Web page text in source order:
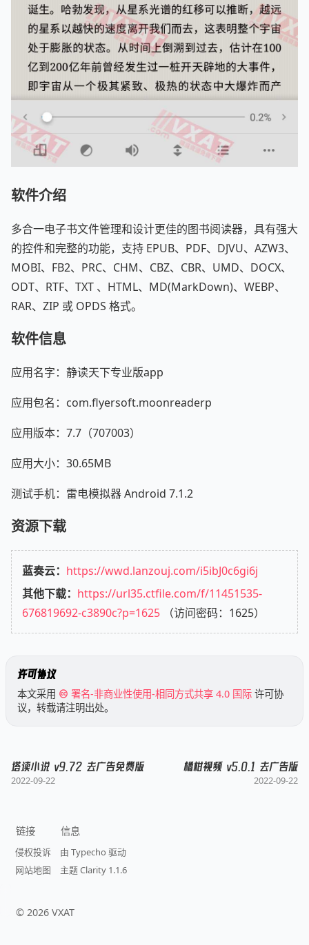
软件介绍
多合一电子书文件管理和设计更佳的图书阅读器，具有强大
的控件和完整的功能，支持 EPUB、PDF、DJVU、AZW3、
MOBI、FB2、PRC、CHM、CBZ、CBR、UMD、DOCX、
ODT、RTF、TXT 、HTML、MD(MarkDown)、WEBP、
RAR、ZIP 或 OPDS 格式。
软件信息
应用名字：静读天下专业版app
应用包名：com.flyersoft.moonreaderp
应用版本：7.7（707003）
应用大小：30.65MB
测试手机：雷电模拟器 Android 7.1.2
资源下载
蓝奏云： https://wwd.lanzouj.com/i5ibJ0c6gi6j
其他下载： https://url35.ctfile.com/f/11451535-
676819692-c3890c?p=1625 （访问密码：1625）
许可协议
本文采用 署名-非商业性使用-相同方式共享 4.0 国际 许可协
议，转载请注明出处。
塔读小说 v9.72 去广告免费版
2022-09-22
橘柑视频 v5.0.1 去广告版
2022-09-22
链接
侵权投诉
网站地图
信息
由 Typecho 驱动
主题 Clarity 1.1.6
©2026 VXAT